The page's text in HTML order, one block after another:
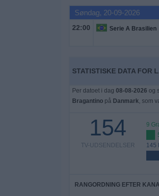
Søndag, 20-09-2026
22:00 Serie A Brasilien
STATISTISKE DATA FOR
Per datoet i dag 08-08-2026 og
Bragantinopå Danmark, som
154
TV-UDSENDELSER
9
145
RANGORDNING EFTER